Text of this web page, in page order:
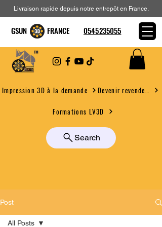
Impression 3D à la demande
Formations LV3D
Search
Livraison rapide depuis notre entrepôt en France.
GSUN FRANCE 0545235055
Post
All Posts